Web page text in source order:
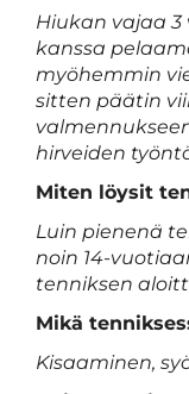
Hiukan vajaa
kanssa
myöhemmin
sitten päätin
hirveiden
Miten löysit
Luin pienenä
noin 14-
tenniksen
Mikä
Kisaaminen,